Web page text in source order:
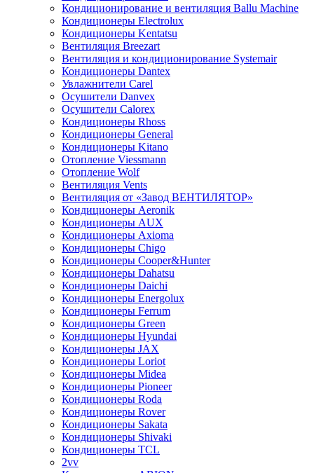
Кондиционирование и вентиляция Ballu Machine
Кондиционеры Electrolux
Кондиционеры Kentatsu
Вентиляция Breezart
Вентиляция и кондиционирование Systemair
Кондиционеры Dantex
Увлажнители Carel
Осушители Danvex
Осушители Calorex
Кондиционеры Rhoss
Кондиционеры General
Кондиционеры Kitano
Отопление Viessmann
Отопление Wolf
Вентиляция Vents
Вентиляция от «Завод ВЕНТИЛЯТОР»
Кондиционеры Aeronik
Кондиционеры AUX
Кондиционеры Axioma
Кондиционеры Chigo
Кондиционеры Cooper&Hunter
Кондиционеры Dahatsu
Кондиционеры Daichi
Кондиционеры Energolux
Кондиционеры Ferrum
Кондиционеры Green
Кондиционеры Hyundai
Кондиционеры JAX
Кондиционеры Loriot
Кондиционеры Midea
Кондиционеры Pioneer
Кондиционеры Roda
Кондиционеры Rover
Кондиционеры Sakata
Кондиционеры Shivaki
Кондиционеры TCL
2vv